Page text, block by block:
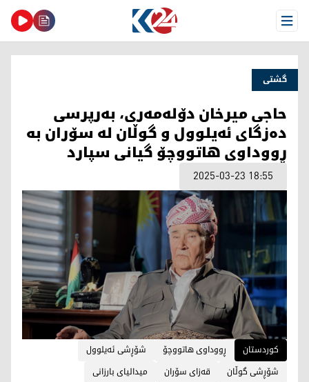
Open Menu
گشتی
حاجی میرخان دۆلەمەری، بەرپرسی
دەزگای ئەیلوول و گوڵان لە سۆران به‌
ڕووداوی هاتووچۆ گیانی سپارد
2025-03-23 18:55
کوردستان ڕووداوی هاتووچۆ
شۆڕشی ئەیلوول
شۆڕشی گوڵان
قەزای سۆران میدالیای بارزانی